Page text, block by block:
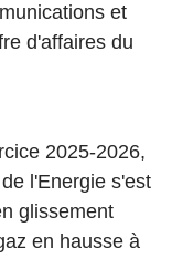
et
d'affaires du
2025-2026,
l'Energie s'est
glissement
en hausse à